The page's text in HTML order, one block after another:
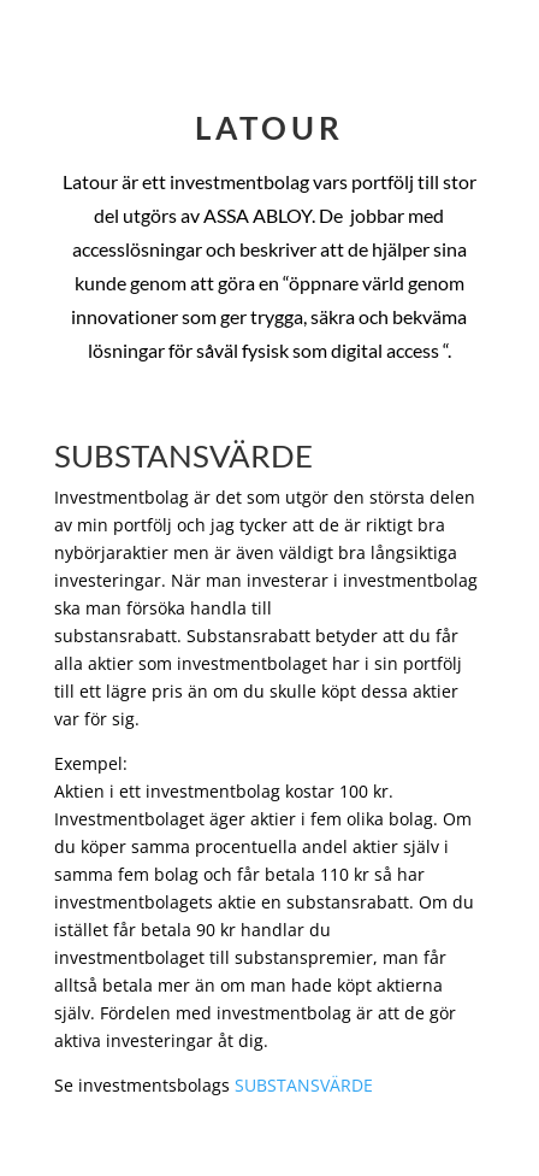
LATOUR
Latour är ett investmentbolag vars portfölj till stor
del utgörs av ASSA ABLOY. De jobbar med
accesslösningar och beskriver att de hjälper sina
kunde genom att göra en “öppnare värld genom
innovationer som ger trygga, säkra och bekväma
lösningar för såväl fysisk som digital access “.
SUBSTANSVÄRDE
Investmentbolag är det som utgör den största delen
av min portfölj och jag tycker att de är riktigt bra
nybörjaraktier men är även väldigt bra långsiktiga
investeringar. När man investerar i investmentbolag
ska man försöka handla till
substansrabatt. Substansrabatt betyder att du får
alla aktier som investmentbolaget har i sin portfölj
till ett lägre pris än om du skulle köpt dessa aktier
var för sig.
Exempel:
Aktien i ett investmentbolag kostar 100 kr.
Investmentbolaget äger aktier i fem olika bolag. Om
du köper samma procentuella andel aktier själv i
samma fem bolag och får betala 110 kr så har
investmentbolagets aktie en substansrabatt. Om du
istället får betala 90 kr handlar du
investmentbolaget till substanspremier, man får
alltså betala mer än om man hade köpt aktierna
själv. Fördelen med investmentbolag är att de gör
aktiva investeringar åt dig.
Se investmentsbolags SUBSTANSVÄRDE